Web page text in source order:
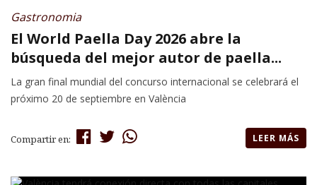
Gastronomia
El World Paella Day 2026 abre la
búsqueda del mejor autor de paella...
La gran final mundial del concurso internacional se celebrará el
próximo 20 de septiembre en València
Compartir en: LEER MÁS